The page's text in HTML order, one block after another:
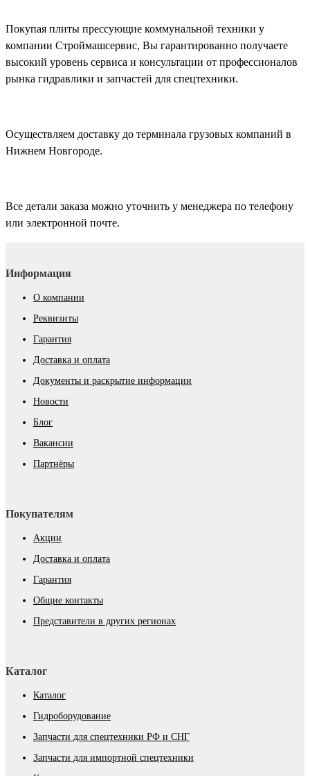
Покупая плиты прессующие коммунальной техники у
компании Строймашсервис, Вы гарантированно получаете
высокий уровень сервиса и консультации от профессионалов
рынка гидравлики и запчастей для спецтехники.
Осуществляем доставку до терминала грузовых компаний в
Нижнем Новгороде.
Все детали заказа можно уточнить у менеджера по телефону
или электронной почте.
Информация
О компании
Реквизиты
Гарантия
Доставка и оплата
Документы и раскрытие информации
Новости
Блог
Вакансии
Партнёры
Покупателям
Акции
Доставка и оплата
Гарантия
Общие контакты
Представители в других регионах
Каталог
Каталог
Гидроборудование
Запчасти для спецтехники РФ и СНГ
Запчасти для импортной спецтехники